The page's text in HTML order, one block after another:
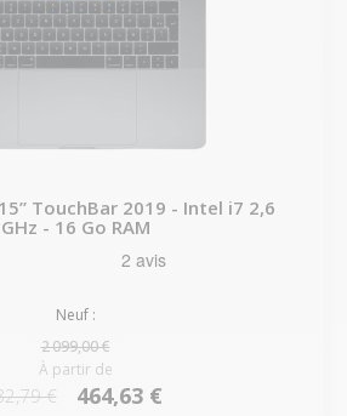
TouchBar 2019 - Intel i7 2,6
GHz - 16 Go RAM
Neuf :
2 099,00 €
À partir de
€ 464,63 €